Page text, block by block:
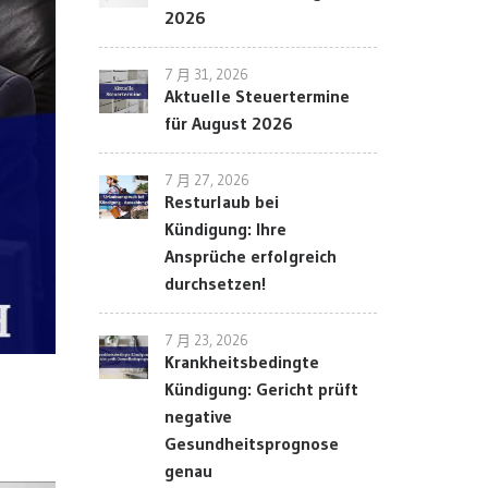
2026
7 月 31, 2026
Aktuelle Steuertermine
für August 2026
7 月 27, 2026
Resturlaub bei
Kündigung: Ihre
Ansprüche erfolgreich
durchsetzen!
7 月 23, 2026
Krankheitsbedingte
Kündigung: Gericht prüft
negative
Gesundheitsprognose
genau